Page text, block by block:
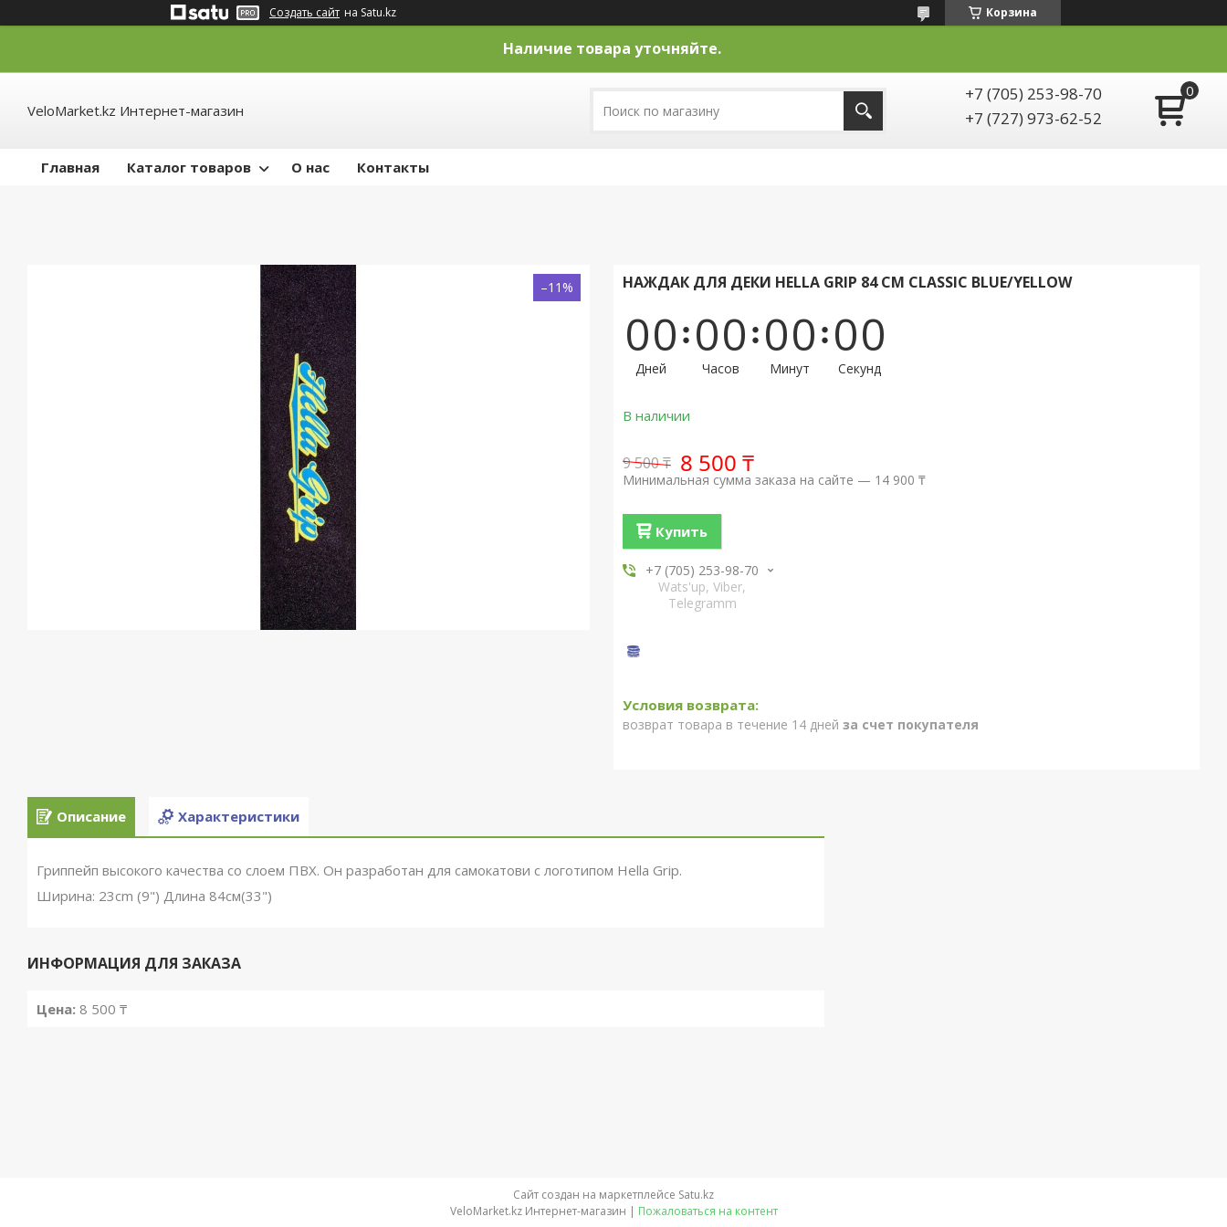
Создать сайт на Satu.kz Корзина
Наличие товара уточняйте.
VeloMarket.kz Интернет-магазин
+7 (705) 253-98-70
+7 (727) 973-62-52
Главная Каталог товаров О нас Контакты
–11% НАЖДАК ДЛЯ ДЕКИ HELLA GRIP 84 СМ CLASSIC BLUE/YELLOW
00
Дней
00
Часов
00
Минут
00
Секунд
В наличии
9 500 ₸ 8 500 ₸
Минимальная сумма заказа на сайте — 14 900 ₸
Купить
+7 (705) 253-98-70
Wats'up, Viber,
Telegramm
возврат товара в течение 14 дней за счет покупателя
Описание Характеристики
Гриппейп высокого качества со слоем ПВХ. Он разработан для самокатови с логотипом Hella Grip.
Ширина: 23cm (9") Длина 84см(33")
ИНФОРМАЦИЯ ДЛЯ ЗАКАЗА
Цена: 8 500 ₸
Сайт создан на маркетплейсе Satu.kz
VeloMarket.kz Интернет-магазин | Пожаловаться на контент